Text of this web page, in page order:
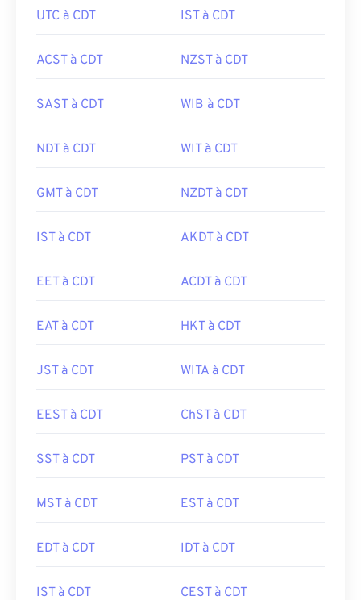
UTC à CDT IST à CDT
ACST à CDT NZST à CDT
SAST à CDT WIB à CDT
NDT à CDT WIT à CDT
GMT à CDT NZDT à CDT
IST à CDT AKDT à CDT
EET à CDT ACDT à CDT
EAT à CDT HKT à CDT
JST à CDT WITA à CDT
EEST à CDT ChST à CDT
SST à CDT PST à CDT
MST à CDT EST à CDT
EDT à CDT IDT à CDT
IST à CDT CEST à CDT